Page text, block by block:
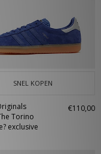
SNEL KOPEN
Torino
exclusive
€110,00